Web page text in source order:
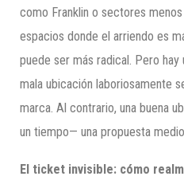
como Franklin o sectores
espacios donde el arriendo es
puede ser más radical. Pero hay
mala ubicación laboriosamente
marca. Al contrario, una buena
un tiempo— una propuesta
El ticket invisible: cómo